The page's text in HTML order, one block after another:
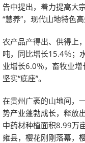
告中提出，着力提高大
“慧养”，现代山地特色
农产品产得出、供得上
吨，同比增长15.4％；
业增长6.0％，畜牧业
坚实“底座”。
在贵州广袤的山地间，
势产业蓬勃成长，释放
中药材种植面积8.99万
雍县，樱花刚刚落幕，